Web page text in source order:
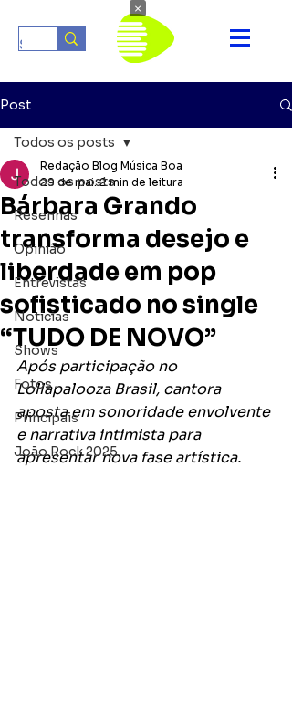
Post
Todos os posts
Resenhas
Opinião
Entrevistas
Notícias
Shows
Fotos
Principais
João Rock 2025
Todos os posts
Bárbara Grando
transforma desejo e
liberdade em pop
sofisticado no single
“TUDO DE NOVO”
Redação Blog Música Boa
29 de mai. 2 min de leitura
Após participação no
Lollapalooza Brasil, cantora
aposta em sonoridade envolvente
e narrativa intimista para
apresentar nova fase artística.
×